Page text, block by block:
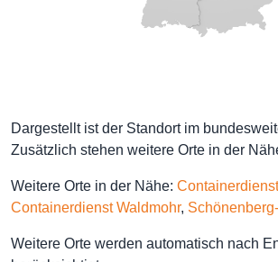
Dargestellt ist der Standort im
Zusätzlich stehen weitere Orte in der
Weitere Orte in der Nähe:
Containerdienst Waldmohr,
Weitere Orte werden automatisch nach